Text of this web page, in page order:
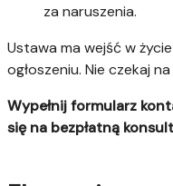
za naruszenia.
Ustawa ma wejść w
ogłoszeniu. Nie czekaj
Wypełnij formularz
się na bezpłatną